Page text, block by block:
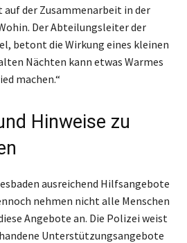
der Zusammenarbeit in der
Der Abteilungsleiter der
betont die Wirkung eines kleinen
Nächten kann etwas Warmes
machen.“
Hinweise zu
ausreichend Hilfsangebote
nehmen nicht alle Menschen
Angebote an. Die Polizei weist
Unterstützungsangebote